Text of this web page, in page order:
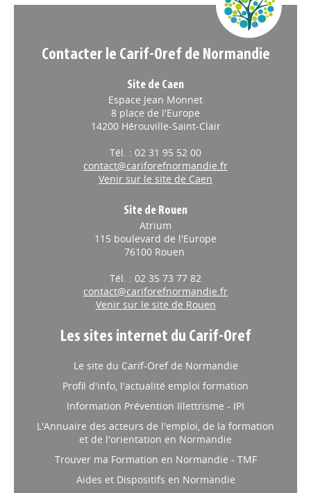
Contacter le Carif-Oref de Normandie
Site de Caen
Espace Jean Monnet
8 place de l'Europe
14200 Hérouville-Saint-Clair
Tél. : 02 31 95 52 00
contact@cariforefnormandie.fr
Venir sur le site de Caen
Site de Rouen
Atrium
115 boulevard de l'Europe
76100 Rouen
Tél. : 02 35 73 77 82
contact@cariforefnormandie.fr
Venir sur le site de Rouen
Les sites internet du Carif-Oref
Le site du Carif-Oref de Normandie
Profil d'info, l'actualité emploi formation
Information Prévention Illettrisme - IPI
L'Annuaire des acteurs de l'emploi, de la formation
et de l'orientation en Normandie
Trouver ma Formation en Normandie - TMF
Aides et Dispositifs en Normandie